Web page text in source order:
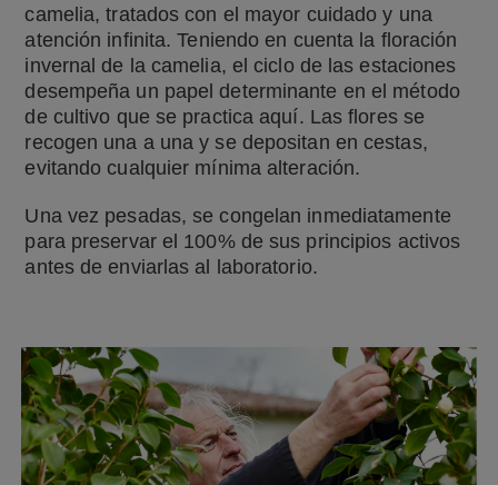
camelia, tratados con el mayor cuidado y una
atención infinita. Teniendo en cuenta la floración
invernal de la camelia, el ciclo de las estaciones
desempeña un papel determinante en el método
de cultivo que se practica aquí. Las flores se
recogen una a una y se depositan en cestas,
evitando cualquier mínima alteración.
Una vez pesadas, se congelan inmediatamente
para preservar el 100% de sus principios activos
antes de enviarlas al laboratorio.